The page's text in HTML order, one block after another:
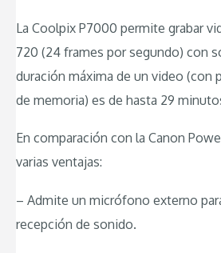
La Coolpix P7000 permite grabar
720 (24 frames por segundo) con
duración máxima de un video (con
de memoria) es de hasta 29
En comparación con la Canon
varias ventajas:
– Admite un micrófono externo
recepción de sonido.